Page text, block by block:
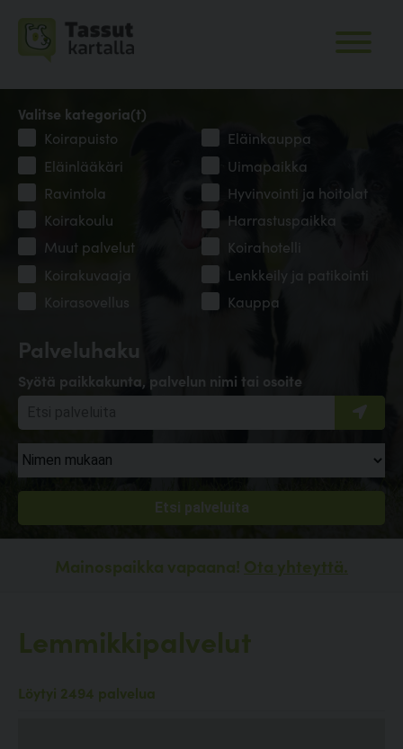
Palveluhaku
Syötä paikkakunta, palvelun nimi tai osoite
Valitse kategoria(t)
Koirapuisto
Eläinkauppa
Eläinlääkäri
Uimapaikka
Ravintola
Hyvinvointi ja hoitolat
Koirakoulu
Harrastuspaikka
Muut palvelut
Koirahotelli
Koirakuvaaja
Lenkkeily ja patikointi
Koirasovellus
Kauppa
Mainospaikka vapaana! Ota yhteyttä.
Lemmikkipalvelut
Löytyi 2494 palvelua